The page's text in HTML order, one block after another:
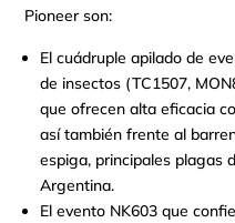
Pioneer son:
El cuádruple apilado de
de insectos (TC1507,
que ofrecen alta eficacia
así también frente al
espiga, principales plagas
Argentina.
El evento NK603 que